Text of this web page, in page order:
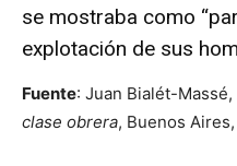
se mostraba como
explotación de sus
Fuente: Juan Bialét-Massé,
clase obrera, Buenos